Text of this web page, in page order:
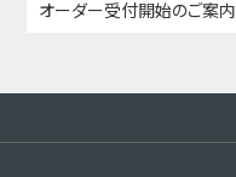
オーダー受付開始のご案内